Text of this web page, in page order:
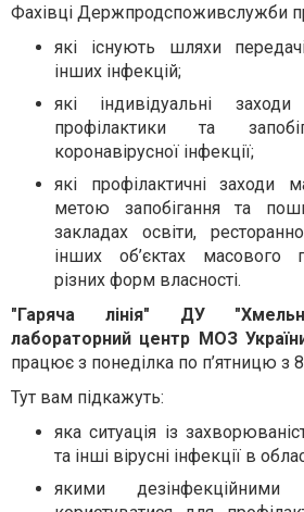
Фахівці Держпродспоживслужби
які існують шляхи
інших інфекцій;
які індивідуальні
профілактики та
коронавірусної інфекції;
які профілактичні заходи
метою запобігання та
закладах освіти,
інших об’єктах масового
різних форм власності.
"Гаряча лінія" ДУ
лабораторний центр МОЗ
працює з понеділка по п’ятницю з
Тут вам підкажуть:
яка ситуація із
та інші вірусні інфекції в
якими